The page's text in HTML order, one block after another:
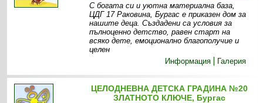
С богата си и уютна материална база,
ЦДГ 17 Раковина, Бургас е приказен дом за
нашите деца. Създадени са условия за
пълноценно детство, равен старт на
всяко дете, емоционално благополучие и
целен
Информация
Галерия
ЦЕЛОДНЕВНА ДЕТСКА ГРАДИНА №20
ЗЛАТНОТО КЛЮЧЕ, Бургас